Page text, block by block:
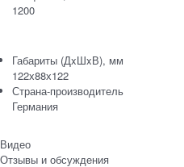
1200
Габариты (ДxШxВ), мм
122х88х122
Страна-производитель
Германия
Видео
Отзывы и обсуждения